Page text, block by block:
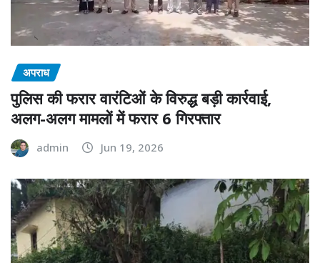
अपराध
पुलिस की फरार वारंटिओं के विरुद्ध बड़ी कार्रवाई,
अलग-अलग मामलों में फरार 6 गिरफ्तार
admin Jun 19, 2026